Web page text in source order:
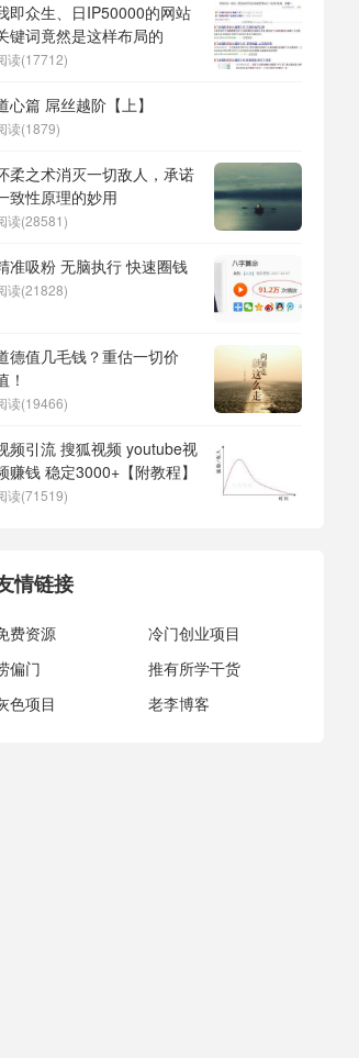
即众生、日IP50000的网站
键词竟然是这样布局的
读(17712)
心篇 屌丝越阶【上】
读(1879)
柔之术消灭一切敌人，承诺
致性原理的妙用
读(28581)
准吸粉 无脑执行 快速圈钱
读(21828)
德值几毛钱？重估一切价
！
读(19466)
频引流 搜狐视频 youtube视
赚钱 稳定3000+【附教程】
读(71519)
情链接
费资源
冷门创业项目
偏门
推有所学干货
色项目
老李博客